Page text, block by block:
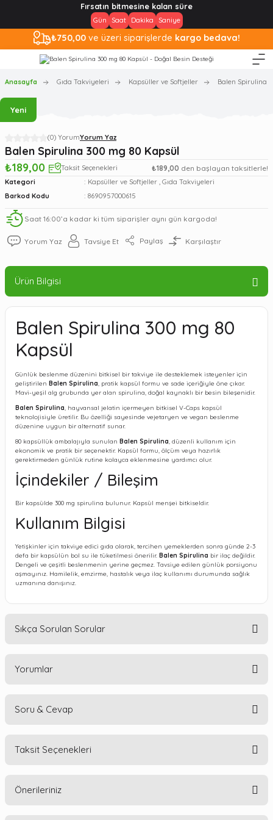
Fırsatın bitmesine kalan süre
Gün Saat Dakika Saniye
₺750,00 ve üzeri siparişlerde kargo bedava!
Anasayfa Gıda Takviyeleri Kapsüller ve Softjeller Balen Spirulina
Yeni
(0) YorumYorum Yaz
Balen Spirulina 300 mg 80 Kapsül
₺189,00
Taksit Seçenekleri ₺189,00 den başlayan taksitlerle!
Kategori Kapsüller ve Softjeller , Gıda Takviyeleri
Barkod Kodu
8690957000615
Saat 16:00’a kadar ki tüm siparişler aynı gün kargoda!
Yorum Yaz Tavsiye Et Paylaş Karşılaştır
Ürün Bilgisi
Balen Spirulina 300 mg 80
Kapsül
Günlük beslenme düzenini bitkisel bir takviye ile desteklemek isteyenler için
geliştirilen Balen Spirulina, pratik kapsül formu ve sade içeriğiyle öne çıkar.
Mavi-yeşil alg grubunda yer alan spirulina, doğal kaynaklı bir besin bileşenidir.
Balen Spirulina, hayvansal jelatin içermeyen bitkisel V-Caps kapsül
teknolojisiyle üretilir. Bu özelliği sayesinde vejetaryen ve vegan beslenme
düzenine uygun bir alternatif sunar.
80 kapsüllük ambalajıyla sunulan Balen Spirulina, düzenli kullanım için
ekonomik ve pratik bir seçenektir. Kapsül formu, ölçüm veya hazırlık
gerektirmeden günlük rutine kolayca eklenmesine yardımcı olur.
İçindekiler / Bileşim
Bir kapsülde 300 mg spirulina bulunur. Kapsül menşei bitkiseldir.
Kullanım Bilgisi
Yetişkinler için takviye edici gıda olarak, tercihen yemeklerden sonra günde 2-3
defa bir kapsülün bol su ile tüketilmesi önerilir. Balen Spirulina bir ilaç değildir.
Dengeli ve çeşitli beslenmenin yerine geçmez. Tavsiye edilen günlük porsiyonu
aşmayınız. Hamilelik, emzirme, hastalık veya ilaç kullanımı durumunda sağlık
uzmanına danışınız.
Sıkça Sorulan Sorular
Balen Spirulina nedir?
formunda bir takviye edici gıdadır. 80 kapsüllük ambalajıyla satışa sunulur.
Yetişkinler için tercihen yemeklerden sonra, günde 2-3 defa birer kapsülün bol
su ile tüketilmesi önerilir. Tavsiye edilen günlük kullanım miktarı aşılmamalıdır.
uygun mudur?
Yorumlar
Soru & Cevap
Taksit Seçenekleri
Önerileriniz